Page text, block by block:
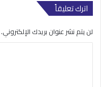
اترك تعليقاً
لن يتم نشر عنوان بريدك الإلكتروني.